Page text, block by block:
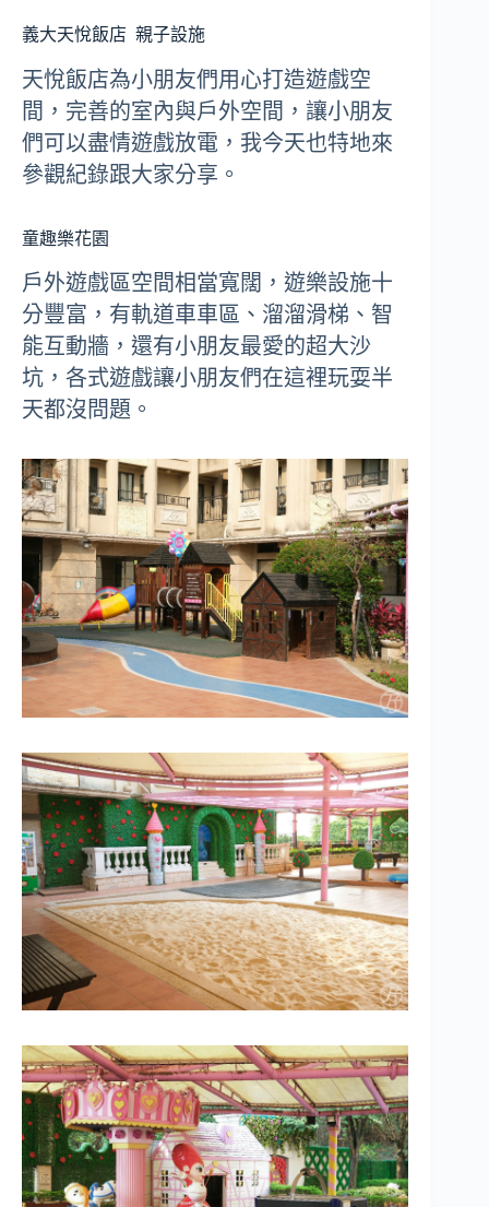
義大天悅飯店 親子設施
天悅飯店為小朋友們用心打造遊戲空
間，完善的室內與戶外空間，讓小朋友
們可以盡情遊戲放電，我今天也特地來
參觀紀錄跟大家分享。
童趣樂花園
戶外遊戲區空間相當寬闊，遊樂設施十
分豐富，有軌道車車區、溜溜滑梯、智
能互動牆，還有小朋友最愛的超大沙
坑，各式遊戲讓小朋友們在這裡玩耍半
天都沒問題。